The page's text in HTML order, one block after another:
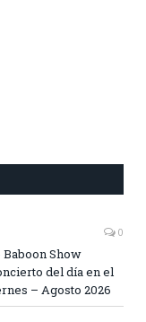
0
Show
del día en el
– Agosto 2026